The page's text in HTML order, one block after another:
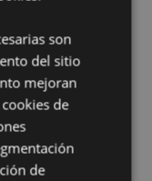
de trabajo
necesitas saber
son
del sitio
mejoran
de
de